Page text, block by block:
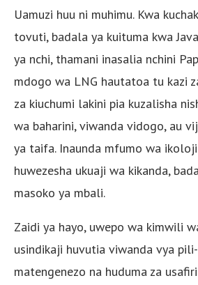
Uamuzi huu ni muhimu. Kwa
tovuti, badala ya kuituma kwa
ya nchi, thamani inasalia nchini
mdogo wa LNG hautatoa tu kazi
za kiuchumi lakini pia kuzalisha
wa baharini, viwanda vidogo, au
ya taifa. Inaunda mfumo wa
huwezesha ukuaji wa kikanda,
masoko ya mbali.
Zaidi ya hayo, uwepo wa kimwili
usindikaji huvutia viwanda vya
matengenezo na huduma za